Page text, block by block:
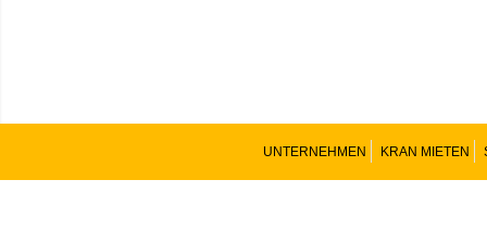
UNTERNEHMEN KRAN MIETEN